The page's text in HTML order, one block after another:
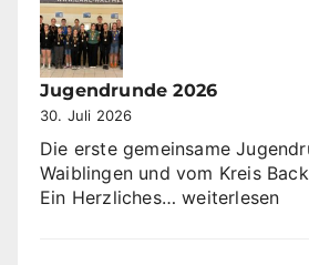
Jugendrunde 2026
30. Juli 2026
Die erste gemeinsame
Waiblingen und vom Kreis
Ein Herzliches…Jugendrunde
weiterlesen